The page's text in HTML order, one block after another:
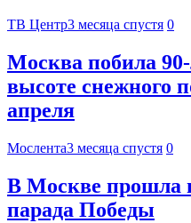
ТВ Центр3 месяца спустя 0
Москва побила
высоте снежного
апреля
Мослента3 месяца спустя 0
В Москве прошла
парада Победы